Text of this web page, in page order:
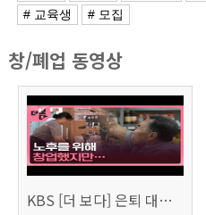
# 교육생
# 모집
창/폐업 동영상
KBS [더 보다] 은퇴 대신 폐업